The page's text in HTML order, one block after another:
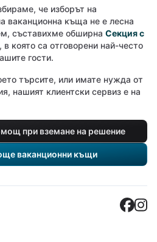
че изборът на
ваканционна къща не е лесна
съставихме обширна Секция с
, в която са отговорени най-често
гости.
търсите, или имате нужда от
нашият клиентски сервиз е на
при вземане на решение
ваканционни къщи